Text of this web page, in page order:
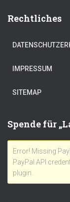
Rechtliches
IMPRESSUM
SITEMAP
Spende für
Error! Missing
PayPal API
plugin.